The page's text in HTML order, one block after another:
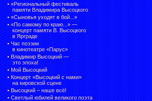
• «Региональный фестиваль
памяти Владимира Высоцкого
• «Сыновья уходят в бой...»
• «По самому по краю...» —
концерт памяти В. Высоцкого
в Ярграде
• Час поэзии
в кинотеатре «Парус»
• Владимир Высоцкий —
это эпоха!
• Мой Высоцкий
• Концерт «Высоцкий с нами»
на кировской сцене
• Высоцкий – наше всё!
• Светлый юбилей великого поэта